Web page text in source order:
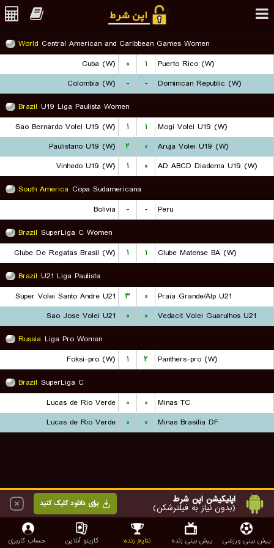
اپلیکیشن اپن شرط
(بدون نیاز به فیلترشکن) برای دانلود کلیک کنید
World Central American and Caribbean Games Women
Cuba (W)
۰ ۱
Puerto Rico (W)
Colombia (W)
- -
Dominican Republic (W)
Brazil U19 Liga Paulista Women
Sao Bernardo Volei U19 (W)
۱ ۱
Mogi Volei U19 (W)
Paulistano U19 (W)
۲ ۰
Aruja Volei U19 (W)
Vinhedo U19 (W)
۱ ۰
AD ABCD Diadema U19 (W)
South America Copa Sudamericana
Bolivia
- -
Peru
Brazil SuperLiga C Women
Clube De Regatas Brasil (W)
۱ ۱
Clube Matense BA (W)
Brazil U21 Liga Paulista
Super Volei Santo Andre U21
۳ ۰
Praia Grande/Alp U21
Sao Jose Volei U21
۰ ۰
Vedacit Volei Guarulhos U21
Russia Liga Pro Women
Foksi-pro (W)
۱ ۲
Panthers-pro (W)
Brazil SuperLiga C
Lucas de Rio Verde
۰ ۰
Minas TC
Lucas de Rio Verde
۰ ۰ Minas Brasilia DF
پیش بینی ورزشی پیش بینی زنده نتایج زنده کازینو آنلاین حساب کاربری